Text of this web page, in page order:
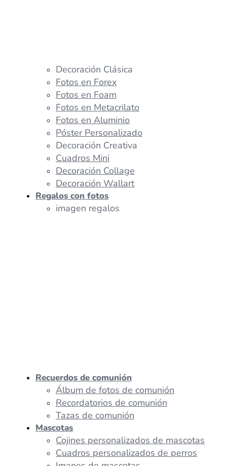
Decoración Clásica
Fotos en Forex
Fotos en Foam
Fotos en Metacrilato
Fotos en Aluminio
Póster Personalizado
Decoración Creativa
Cuadros Mini
Decoración Collage
Decoración Wallart
Regalos con fotos
imagen regalos
Recuerdos de comunión
Álbum de fotos de comunión
Recordatorios de comunión
Tazas de comunión
Mascotas
Cojines personalizados de mascotas
Cuadros personalizados de perros